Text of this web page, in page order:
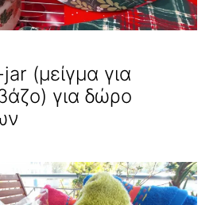
(μείγμα για
για δώρο